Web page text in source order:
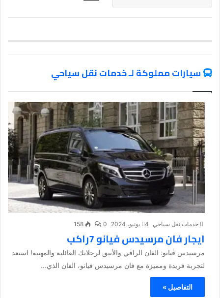
سيارات مملوكة لـ خدمات نقل سياحي
خدمات نقل سياحي 4 يونيو، 2024 0
158
ايجار فان مرسيدس فيانو 7راكب
مرسيدس فيانو: الفان الراقي والأنيق لرحلاتك العائلية والمهنية! استعد
لتجربة فريدة ومميزة مع فان مرسيدس فيانو، الفان الذي...
التفاصيل »